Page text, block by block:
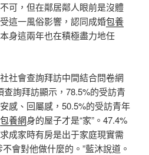
可，但在鄰居鄰人眼前是沒體
這一風俗影響，認同成婚包養
身這兩年也在積極盡力地任
會查詢拜訪中間結合問卷網
詢拜訪顯示，78.5%的受訪青
感、回屬感，50.5%的受訪青年
包養網身的屋子才是“家”。47.4%
成家時有房是出于家庭現實需
會對他做什麼的。”藍沐說道。